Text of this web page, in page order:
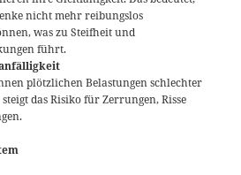
nicht mehr reibungslos
was zu Steifheit und
führt.
plötzlichen Belastungen schlechter
das Risiko für Zerrungen, Risse